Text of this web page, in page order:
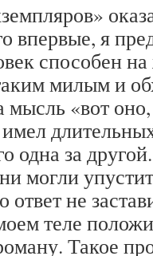
впервые, я
способен
милым и
мысль «вот
имел
одна за
могли
не
теле
Такое